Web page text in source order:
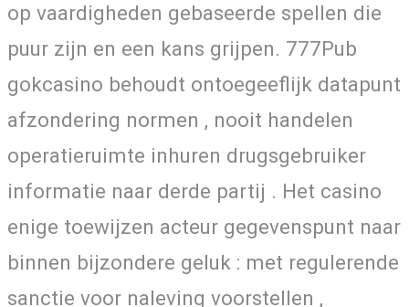
op vaardigheden gebaseerde spellen die
puur zijn en een kans grijpen. 777Pub
gokcasino behoudt ontoegeeflijk datapunt
afzondering normen , nooit handelen
operatieruimte inhuren drugsgebruiker
informatie naar derde partij . Het casino
enige toewijzen acteur gegevenspunt naar
binnen bijzondere geluk : met regulerende
sanctie voor naleving voorstellen ,